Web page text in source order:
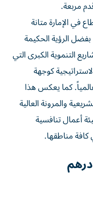
في الإمارة متانة
بفضل الرؤية الحكيمة
التنموية الكبرى التي
كوجهة
كما يعكس هذا
والمرونة العالية
أعمال تنافسية
مناطقها.